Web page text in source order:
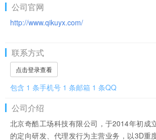
公司官网
http://www.qikuyx.com/
联系方式
点击登录查看
包含 1 条手机号 1 条邮箱 1 条QQ
公司介绍
北京奇酷工场科技有限公司，于2014年初成
的定向研发、代理发行为主营业务，以3D重